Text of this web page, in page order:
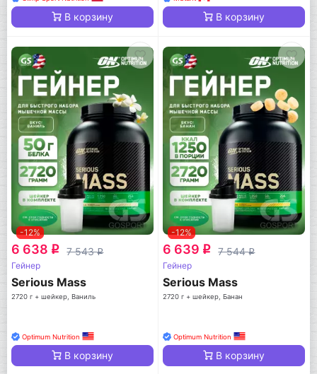
В корзину В корзину
-12%
6 638 q 7 543q
Гейнер
Serious Mass
2720 г + шейкер, Ваниль
Optimum Nutrition
В корзину
-12%
6 639 q 7 544q
Гейнер
Serious Mass
2720 г + шейкер, Банан
Optimum Nutrition
В корзину